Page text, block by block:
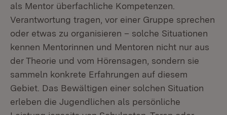
als Mentor überfachliche Kompetenzen.
Verantwortung tragen, vor einer Gruppe sprechen
oder etwas zu organisieren – solche Situationen
kennen Mentorinnen und Mentoren nicht nur aus
der Theorie und vom Hörensagen, sondern sie
sammeln konkrete Erfahrungen auf diesem
Gebiet. Das Bewältigen einer solchen Situation
erleben die Jugendlichen als persönliche